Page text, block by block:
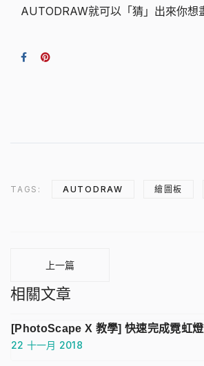
AUTODRAW就可以「猜」出來你想
TAGS: AUTODRAW 繪圖板
上一篇
相關文章
[PhotoScape X 教學] 快速完成霓虹
22 十一月 2018